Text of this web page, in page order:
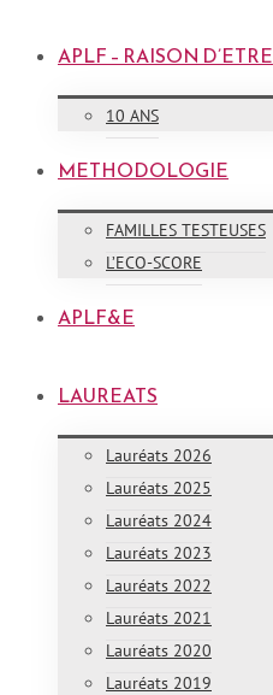
APLF – RAISON D’ETRE
10 ANS
METHODOLOGIE
FAMILLES TESTEUSES
L’ECO-SCORE
APLF&E
LAUREATS
Lauréats 2026
Lauréats 2025
Lauréats 2024
Lauréats 2023
Lauréats 2022
Lauréats 2021
Lauréats 2020
Lauréats 2019